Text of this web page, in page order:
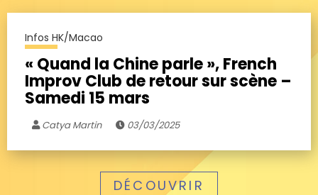
Infos HK/Macao
« Quand la Chine parle », French
Improv Club de retour sur scène –
Samedi 15 mars
Catya Martin 03/03/2025
DÉCOUVRIR